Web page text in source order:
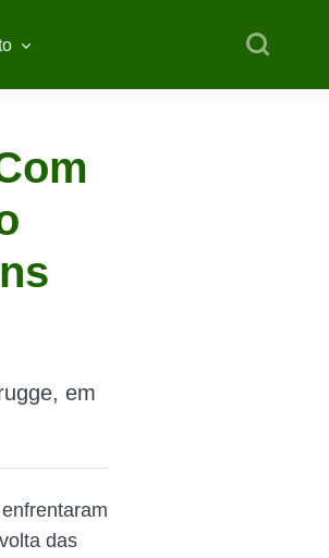
em
das